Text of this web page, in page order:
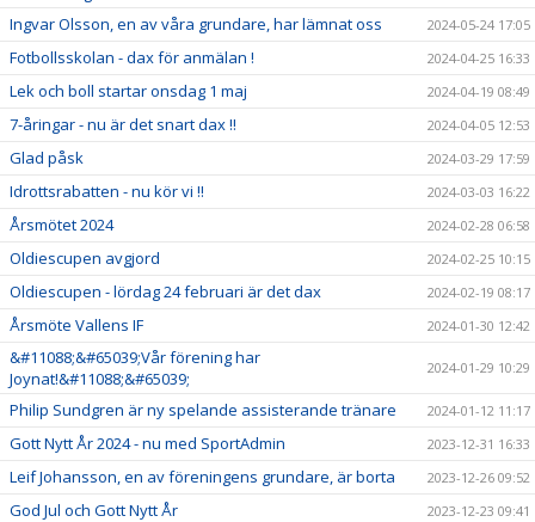
Ingvar Olsson, en av våra grundare, har lämnat oss 2024-05-24 17:05
Fotbollsskolan - dax för anmälan ! 2024-04-25 16:33
Lek och boll startar onsdag 1 maj 2024-04-19 08:49
7-åringar - nu är det snart dax !! 2024-04-05 12:53
Glad påsk 2024-03-29 17:59
Idrottsrabatten - nu kör vi !! 2024-03-03 16:22
Årsmötet 2024 2024-02-28 06:58
Oldiescupen avgjord 2024-02-25 10:15
Oldiescupen - lördag 24 februari är det dax 2024-02-19 08:17
Årsmöte Vallens IF 2024-01-30 12:42
&#11088;&#65039;Vår förening har
Joynat!&#11088;&#65039;
2024-01-29 10:29
Philip Sundgren är ny spelande assisterande tränare 2024-01-12 11:17
Gott Nytt År 2024 - nu med SportAdmin 2023-12-31 16:33
Leif Johansson, en av föreningens grundare, är borta 2023-12-26 09:52
God Jul och Gott Nytt År 2023-12-23 09:41